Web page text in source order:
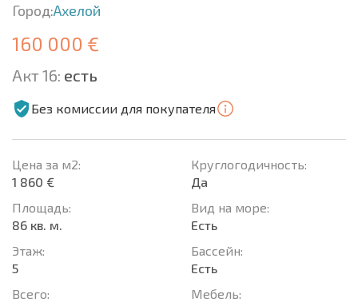
Город:Ахелой
160 000 €
Акт 16: есть
Без комиссии для покупателя
Цена за м2:
1 860 €
Площадь:
86 кв. м.
Этаж:
5
Всего:
Круглогодичность:
Да
Вид на море:
Есть
Басcейн:
Есть
Мебель: